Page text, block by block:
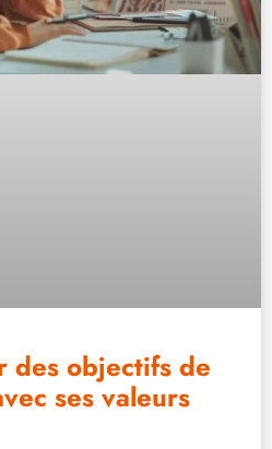
des objectifs de
ses valeurs